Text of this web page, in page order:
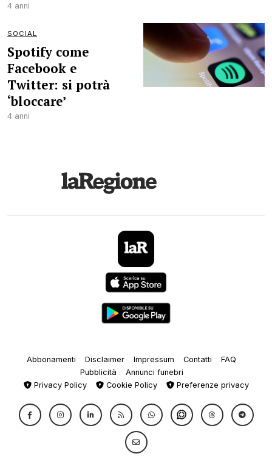
4 anni
SOCIAL
Spotify come
Facebook e
Twitter: si potrà
‘bloccare’
4 anni
Abbonamenti Disclaimer Impressum Contatti
FAQ
Pubblicità
Annunci funebri
Privacy Policy
Cookie Policy Preferenze privacy